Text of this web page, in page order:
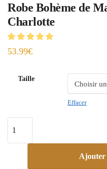
Robe Bohème de
Charlotte
53.99€
Taille
Effacer
Ajouter